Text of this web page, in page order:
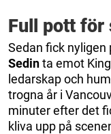
Full pott för
Sedan fick nyligen
Sedinta emot
ledarskap och
trogna år i
minuter efter det
kliva upp på